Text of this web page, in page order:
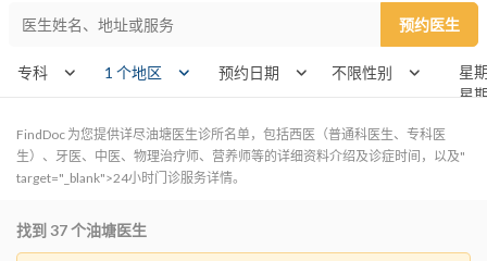
Keyword 预约医生
专科 1 个地区 预约日期
FindDoc 为您提供详尽油塘医生诊所名单，包括西医（普通科医生、专科医
生）、牙医、中医、物理治疗师、营养师等的详细资料介绍及诊症时间，以及"
target="_blank">24小时门诊服务详情。
找到 37个油塘医生